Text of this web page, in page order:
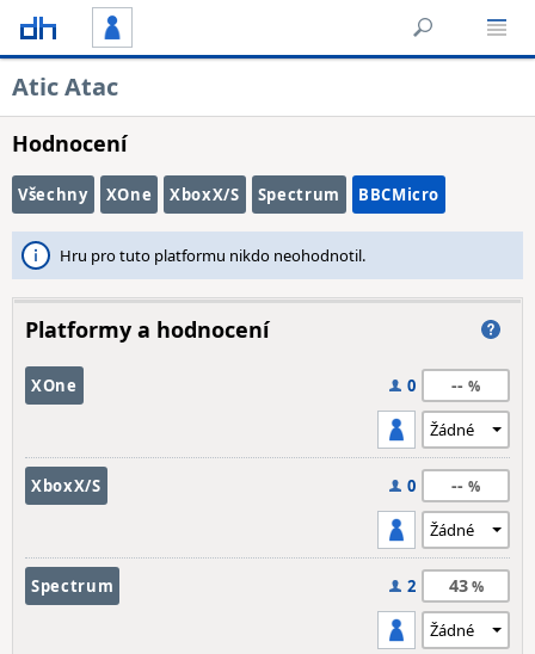
Atic Atac
Hodnocení
Všechny XOne XboxX/S Spectrum BBCMicro
Hru pro tuto platformu nikdo neohodnotil.
Platformy a hodnocení
XOne 0 --
XboxX/S 0 --
Spectrum 2 43